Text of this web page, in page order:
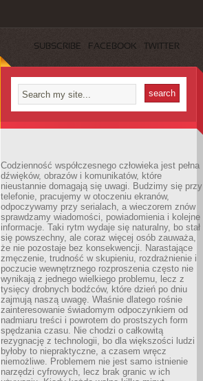
SUBSCRIBE FACEBOOK TWITTER
Codzienność współczesnego człowieka jest pełna
dźwięków, obrazów i komunikatów, które
nieustannie domagają się uwagi. Budzimy się przy
telefonie, pracujemy w otoczeniu ekranów,
odpoczywamy przy serialach, a wieczorem znów
sprawdzamy wiadomości, powiadomienia i kolejne
informacje. Taki rytm wydaje się naturalny, bo stał
się powszechny, ale coraz więcej osób zauważa,
że nie pozostaje bez konsekwencji. Narastające
zmęczenie, trudność w skupieniu, rozdrażnienie i
poczucie wewnętrznego rozproszenia często nie
wynikają z jednego wielkiego problemu, lecz z
tysięcy drobnych bodźców, które dzień po dniu
zajmują naszą uwagę. Właśnie dlatego rośnie
zainteresowanie świadomym odpoczynkiem od
nadmiaru treści i powrotem do prostszych form
spędzania czasu. Nie chodzi o całkowitą
rezygnację z technologii, bo dla większości ludzi
byłoby to niepraktyczne, a czasem wręcz
niemożliwe. Problemem nie jest samo istnienie
narzędzi cyfrowych, lecz brak granic w ich